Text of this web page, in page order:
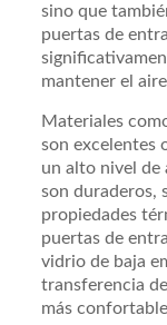
sino que
puertas de
mantener el
Materiales
son excelentes
un alto nivel de
son duraderos,
propiedades
puertas de
vidrio de baja
transferencia
más